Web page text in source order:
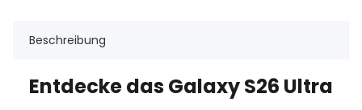
Beschreibung
Entdecke das Galaxy S26 Ultra